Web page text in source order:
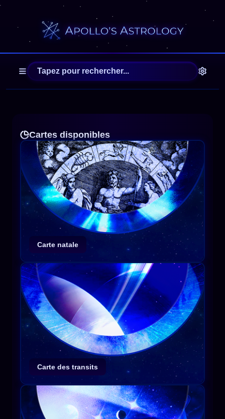
Cartes disponibles
Carte natale
Carte des transits